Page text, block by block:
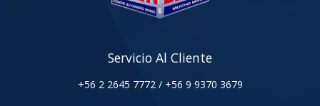
Servicio Al Cliente
+56 2 2645 7772 / +56 9 9370 3679